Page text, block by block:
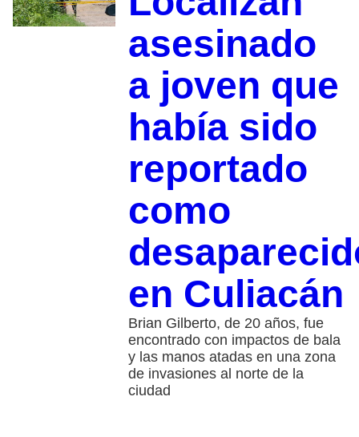
asesinado
a joven que
había sido
reportado
como
en Culiacán
Brian Gilberto, de 20 años, fue
encontrado con impactos de bala
y las manos atadas en una zona
de invasiones al norte de la
ciudad